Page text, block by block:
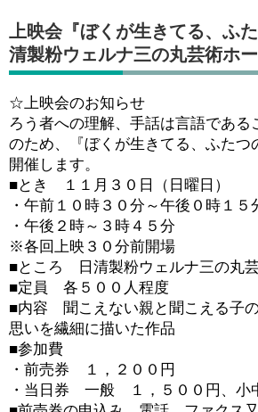
上映会『ぼくが生きてる、ふ
清製粉ウェルナ三の丸芸術ホ
☆上映会のお知らせ
ろう者への理解、手話は言語である
のため、『ぼくが生きてる、ふたつ
開催します。
■とき １１月３０日（日曜日）
・午前１０時３０分～午後０時１５
・午後２時～３時４５分
※各回上映３０分前開場
■ところ 日清製粉ウェルナ三の丸
■定員 各５００人程度
■内容 聞こえない親と聞こえる子
思いを繊細に描いた作品
■参加費
・前売券 １，２００円
・当日券 一般 １，５００円、小